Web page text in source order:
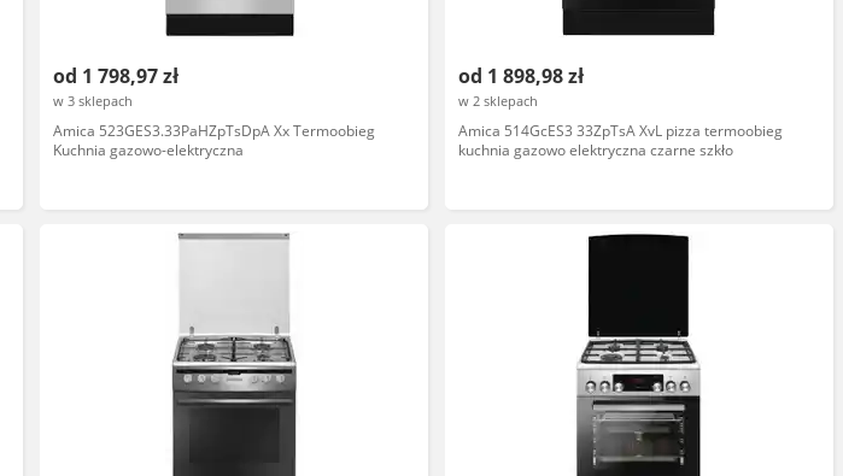
od 1 798,97 zł
w 3 sklepach
Amica 523GES3.33PaHZpTsDpA Xx Termoobieg
Kuchnia gazowo-elektryczna
od 1 898,98 zł
w 2 sklepach
Amica 514GcES3 33ZpTsA XvL pizza termoobieg
kuchnia gazowo elektryczna czarne szkło